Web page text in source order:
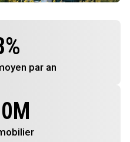
%
par an
M